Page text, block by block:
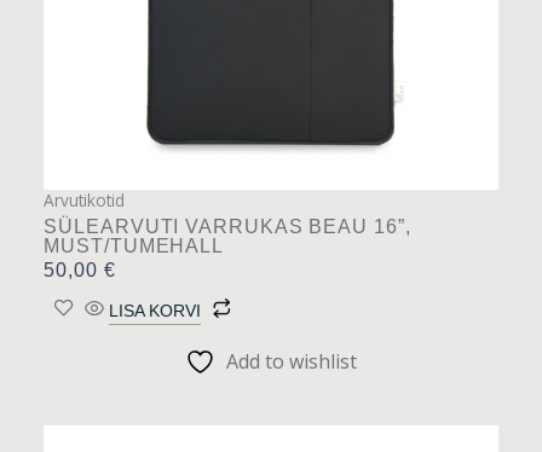
Arvutikotid
SÜLEARVUTI VARRUKAS BEAU 16”,
MUST/TUMEHALL
50,00 €
LISA KORVI
Add to wishlist